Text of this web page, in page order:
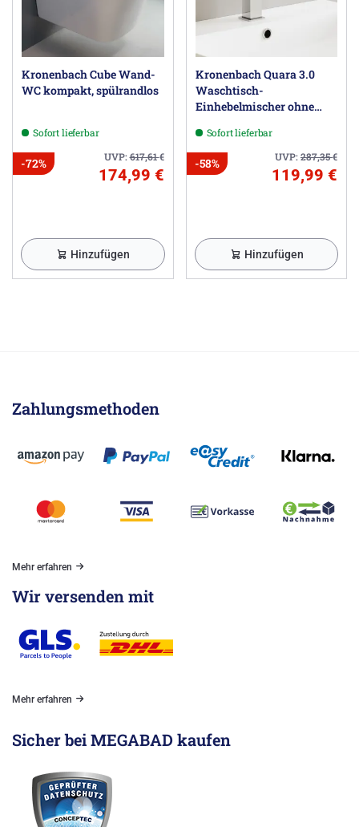
Kronenbach Cube Wand-
WC kompakt, spülrandlos
Sofort lieferbar
UVP:617,61€
-72%
174,99 €
Hinzufügen
Kronenbach Quara 3.0
Waschtisch-
Einhebelmischer ohne
Sofort lieferbar
UVP:287,35€
-58%
119,99 €
Hinzufügen
Zahlungsmethoden
Mehr erfahren
Wir versenden mit
Mehr erfahren
Sicher bei MEGABAD kaufen